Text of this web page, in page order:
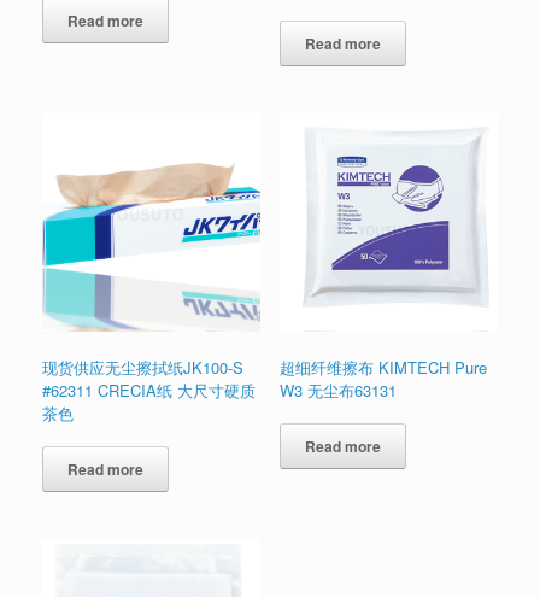
Read more
Read more
现货供应无尘擦拭纸JK100-S
#62311 CRECIA纸 大尺寸硬质
茶色
Read more
超细纤维擦布 KIMTECH Pure
W3 无尘布63131
Read more